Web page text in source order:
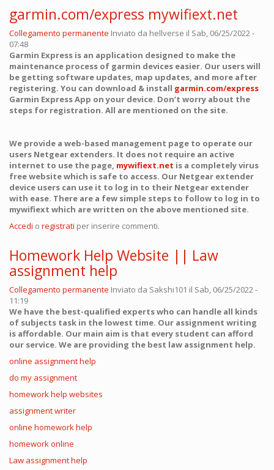
garmin.com/express mywifiext.net
Collegamento permanente Inviato da hellverse il Sab, 06/25/2022 -
07:48
Garmin Express is an application designed to make the
maintenance process of garmin devices easier. Our users will
be getting software updates, map updates, and more after
registering. You can download & install garmin.com/express
Garmin Express App on your device. Don’t worry about the
steps for registration. All are mentioned on the site.
We provide a web-based management page to operate our
users Netgear extenders. It does not require an active
internet to use the page, mywifiext.net is a completely virus
free website which is safe to access. Our Netgear extender
device users can use it to log in to their Netgear extender
with ease. There are a few simple steps to follow to log in to
mywifiext which are written on the above mentioned site.
Accedi o registrati per inserire commenti.
Homework Help Website || Law
assignment help
Collegamento permanente Inviato da Sakshi101 il Sab, 06/25/2022 -
11:19
We have the best-qualified experts who can handle all kinds
of subjects task in the lowest time. Our assignment writing
is affordable. Our main aim is that every student can afford
our service. We are providing the best law assignment help.
online assignment help
do my assignment
homework help websites
assignment writer
online homework help
homework online
Law assignment help